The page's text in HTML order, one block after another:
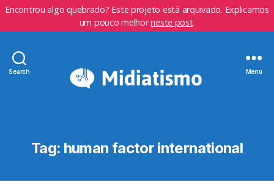
Encontrou algo quebrado? Este projeto está arquivado. Explicamos
um pouco melhorneste post.
Search Menu
Tag: human factor international